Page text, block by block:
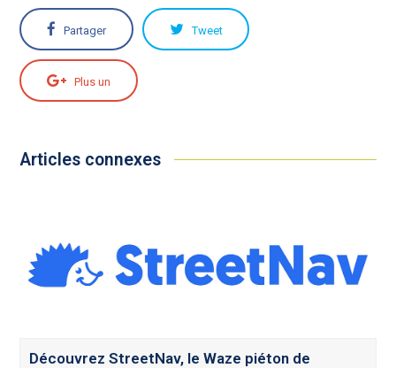
Partager Tweet
Plus un
Articles connexes
Découvrez StreetNav, le Waze piéton de